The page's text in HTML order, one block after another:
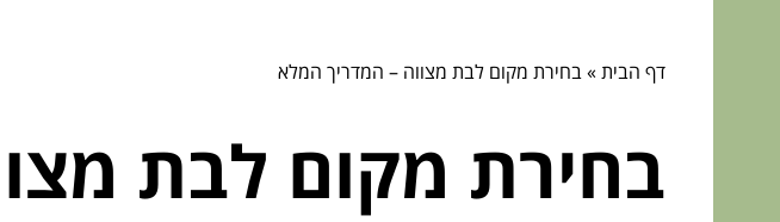
דף הבית»בחירת מקום לבת מצווה – המדריך המלא
בחירת מקום לבת